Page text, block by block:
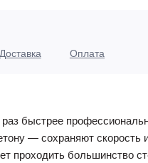
Доставка Оплата
быстрее
— сохраняют скорость
проходить большинство